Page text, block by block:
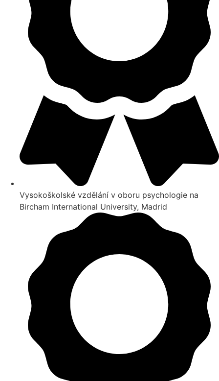
Vysokoškolské vzdělání v oboru psychologie na
Bircham International University, Madrid